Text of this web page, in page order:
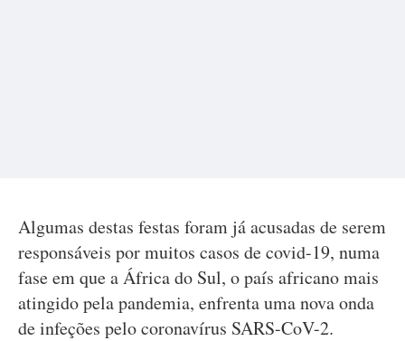
Algumas destas festas foram já acusadas de serem
responsáveis por muitos casos de covid-19, numa
fase em que a África do Sul, o país africano mais
atingido pela pandemia, enfrenta uma nova onda
de infeções pelo coronavírus SARS-CoV-2.